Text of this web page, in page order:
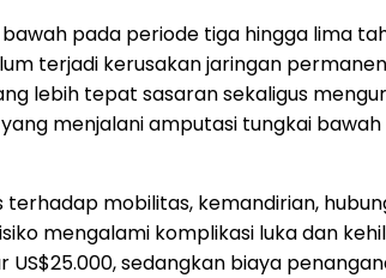
pada periode tiga hingga lima
terjadi kerusakan jaringan
lebih tepat sasaran sekaligus
menjalani amputasi tungkai
mobilitas, kemandirian,
mengalami komplikasi luka dan
sedangkan biaya